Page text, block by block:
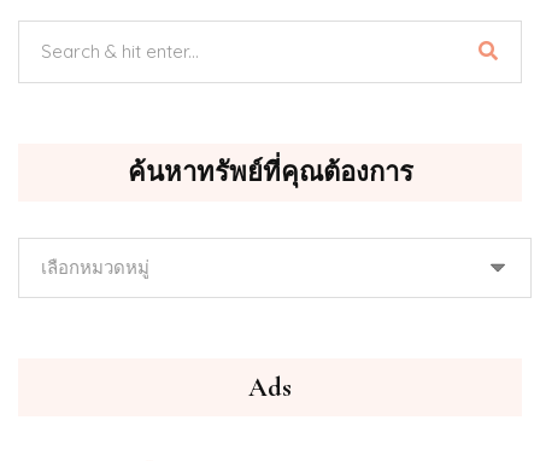
ค้นหาทรัพย์ที่คุณต้องการ
ค้นหา
Ads